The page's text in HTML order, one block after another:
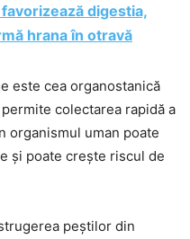
digestia,
hrana în otravă
este cea organostanică
colectarea rapidă a
organismul uman poate
și poate crește riscul de
peștilor din